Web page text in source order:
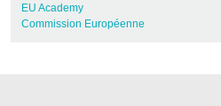
EU Academy
Commission Européenne